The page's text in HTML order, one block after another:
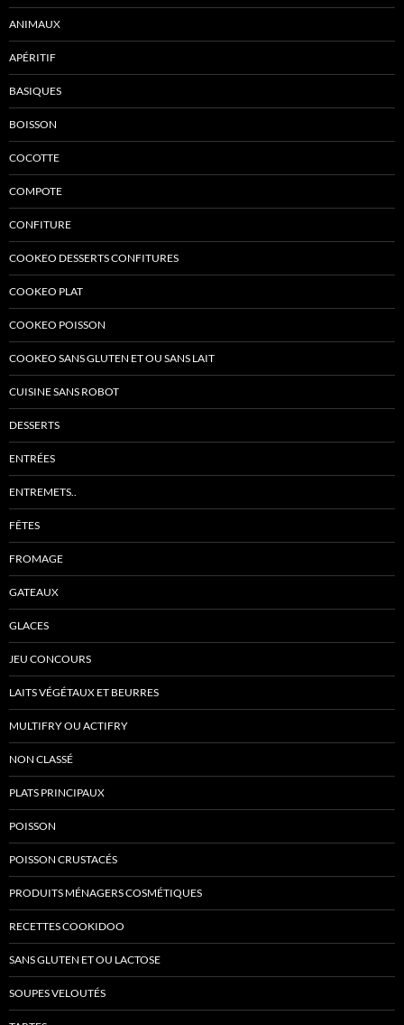
ANIMAUX
APÉRITIF
BASIQUES
BOISSON
COCOTTE
COMPOTE
CONFITURE
COOKEO DESSERTS CONFITURES
COOKEO PLAT
COOKEO POISSON
COOKEO SANS GLUTEN ET OU SANS LAIT
CUISINE SANS ROBOT
DESSERTS
ENTRÉES
ENTREMETS..
FÊTES
FROMAGE
GATEAUX
GLACES
JEU CONCOURS
LAITS VÉGÉTAUX ET BEURRES
MULTIFRY OU ACTIFRY
NON CLASSÉ
PLATS PRINCIPAUX
POISSON
POISSON CRUSTACÉS
PRODUITS MÉNAGERS COSMÉTIQUES
RECETTES COOKIDOO
SANS GLUTEN ET OU LACTOSE
SOUPES VELOUTÉS